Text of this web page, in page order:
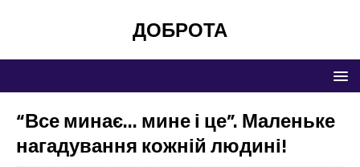
ДОБРОТА
“Все минає… мине і це”. Маленьке
нагадування кожній людині!